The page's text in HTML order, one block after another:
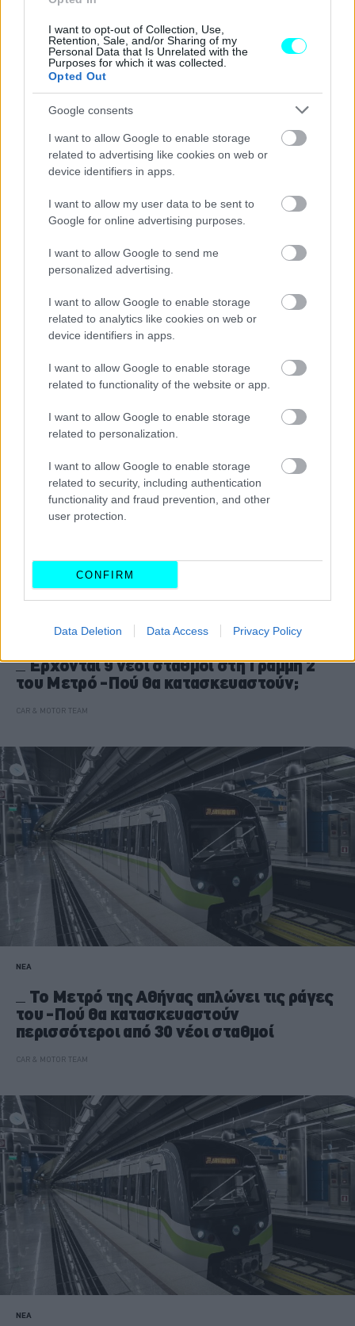
I want to opt-out of Collection, Use,
Retention, Sale, and/or Sharing of my
Personal Data that Is Unrelated with the
Purposes for which it was collected.
Opted Out
Google consents
I want to allow Google to enable storage
related to advertising like cookies on web or
device identifiers in apps.
I want to allow my user data to be sent to
Google for online advertising purposes.
I want to allow Google to send me
personalized advertising.
I want to allow Google to enable storage
related to analytics like cookies on web or
device identifiers in apps.
I want to allow Google to enable storage
related to functionality of the website or app.
I want to allow Google to enable storage
related to personalization.
I want to allow Google to enable storage
related to security, including authentication
functionality and fraud prevention, and other
user protection.
CONFIRM
Data Deletion Data Access Privacy Policy
CAR & MOTOR TEAM
Έρχονται 9 νέοι σταθμοί στη Γραμμή 2
του Μετρό -Σε ποιες περιοχές θα
CAR & MOTOR TEAM
Έρχονται 9 νέοι σταθμοί στη Γραμμή 2
του Μετρό -Πού θα κατασκευαστούν;
CAR & MOTOR TEAM
ΝΕΑ
Το Μετρό της Αθήνας απλώνει τις ράγες
του -Πού θα κατασκευαστούν
περισσότεροι από 30 νέοι σταθμοί
CAR & MOTOR TEAM
ΝΕΑ